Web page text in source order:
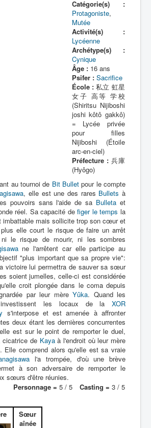
Catégorie(s) :
Protagoniste,
Mutée
Activité(s) :
Lycéenne
Archétype(s) :
Cynique
Âge :16 ans
Psifer : Sacrifice
École : 私立 虹星
女子 高等 学校
(Shiritsu Nijiboshi
joshi kôtô gakkô)
= Lycée privée
pour filles
Nijiboshi (Étoile
arc-en-ciel)
Préfecture :兵庫
(Hyôgo)
au tournoi de Bit Bullet pour le compte
, elle est une des rares Bullets à
pouvoirs sans l'aide de sa Bulleta et
réel. Sa capacité defiger le temps la
imbattable mais sollicite trop son cœur et
elle court le risque de faire un arrêt
ni le risque de mourir, ni les sombres
ne l'arrêtent car elle participe au
"plus important que sa propre vie":
victoire lui permettra de sauver sa sœur
soient jumelles, celle-ci est considérée
croit plongée dans le coma depuis
par leur mèreYûka. Quand les
les locaux de laXOR
s'interpose et est amenée à affronter
deux étant les dernières concurrentes
est sur le point de remporter le duel,
cicatrice de Kayaà l'endroit où leur mère
Elle comprend alors qu'elle est sa vraie
l'a trompée, d'où une brève
à son adversaire de remporter le
sœurs d'être réunies.
Personnage = 5 / 5 Casting = 3 / 5
Sœur
aînée